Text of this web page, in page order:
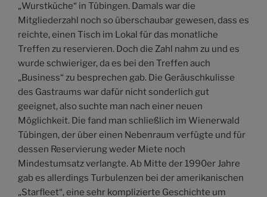
„Wurstküche“ in Tübingen. Damals war die
Mitgliederzahl noch so überschaubar gewesen, dass es
reichte, einen Tisch im Lokal für das monatliche
Treffen zu reservieren. Doch die Zahl nahm zu und es
wurde schwieriger, da es bei den Treffen auch
„Business“ zu besprechen gab. Die Geräuschkulisse
des Gastraums war dafür nicht sonderlich gut
geeignet, also suchte man nach einer neuen
Möglichkeit. Die fand man schließlich im Wienerwald
Tübingen, der über einen Nebenraum verfügte und für
dessen Reservierung weder Miete noch
Mindestumsatz verlangte. Ab Mitte der 1990er Jahre
gab es allerdings Turbulenzen bei der amerikanischen
„Starfleet“, eine sehr komplizierte Geschichte um